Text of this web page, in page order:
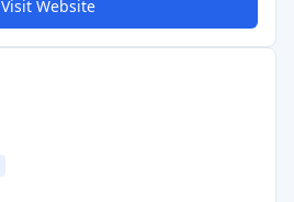
Visit Website